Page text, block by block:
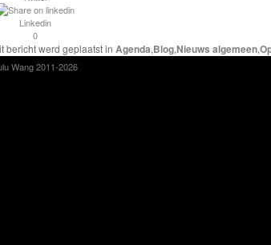
Linkedin
0
bericht werd geplaatst in Agenda,Blog,Nieuws algemeen,
Wang 2011-2026